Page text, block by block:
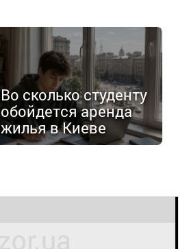
Во сколько студенту
обойдется аренда
жилья в Киеве